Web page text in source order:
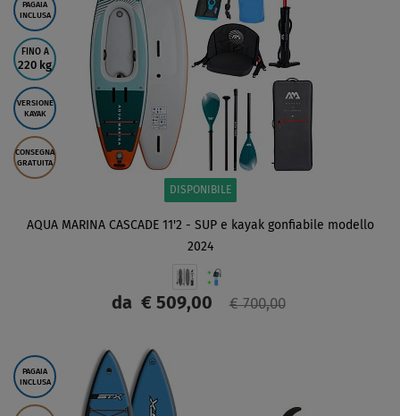
PAGAIA
INCLUSA
FINO A
220 kg
VERSIONE
KAYAK
CONSEGNA
GRATUITA
DISPONIBILE
AQUA MARINA CASCADE 11'2 - SUP e kayak gonfiabile modello
2024
da€ 509,00 € 700,00
PAGAIA
INCLUSA